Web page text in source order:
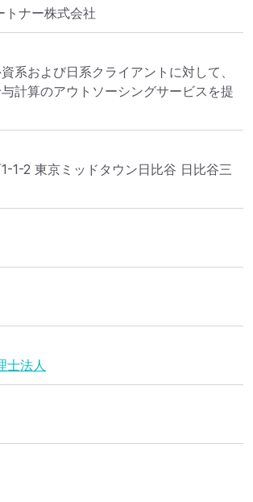
トナー株式会社
系および日系クライアントに対して、
計算のアウトソーシングサービスを提
1-2 東京ミッドタウン日比谷 日比谷三
士法人